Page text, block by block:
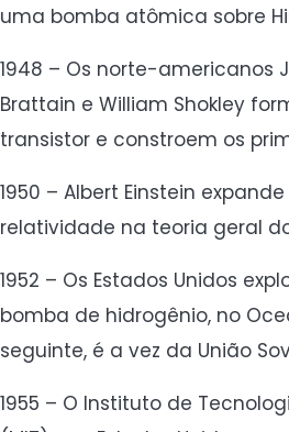
uma bomba atômica sobre
1948 – Os norte-americanos
Brattain e William Shokley
transistor e constroem os
1950 – Albert Einstein
relatividade na teoria geral
1952 – Os Estados Unidos
bomba de hidrogênio, no
seguinte, é a vez da União
1955 – O Instituto de